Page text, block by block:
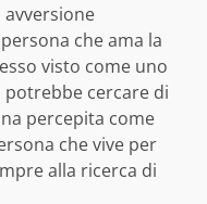
avversione
che ama la
visto come uno
potrebbe cercare di
percepita come
che vive per
alla ricerca di